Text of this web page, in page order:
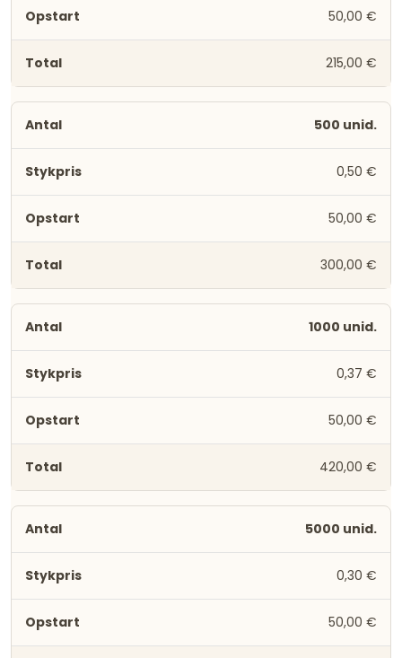
50,00 €
215,00 €
500 unid.
0,50 €
50,00 €
300,00 €
1000 unid.
0,37 €
50,00 €
420,00 €
5000 unid.
0,30 €
50,00 €